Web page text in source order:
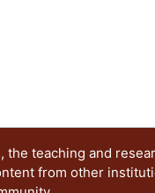
teaching and
from other